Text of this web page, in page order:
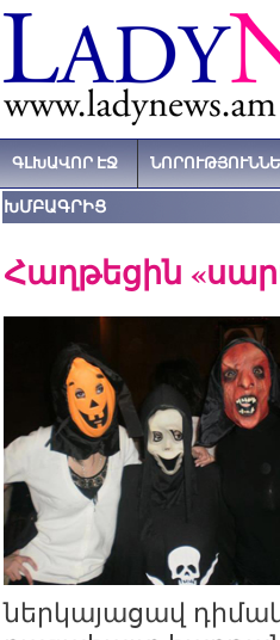
ԳԼԽԱՎՈՐ ԷՋ
ԽՄԲԱԳՐԻՑ
Հաղթեցին
ներկայացավ